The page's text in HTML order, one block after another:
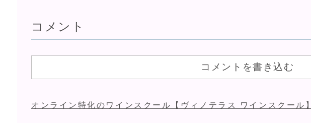
コメント
コメントを書き込む
オンライン特化のワインスクール【ヴィノテラス ワインスクール】